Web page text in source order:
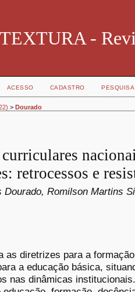
TEXTURA -
ACESSO CADASTRO PESQUISA
> Dourado
retrocessos e
Dourado, Romilson Martins
as diretrizes para a
a educação básica,
nas dinâmicas